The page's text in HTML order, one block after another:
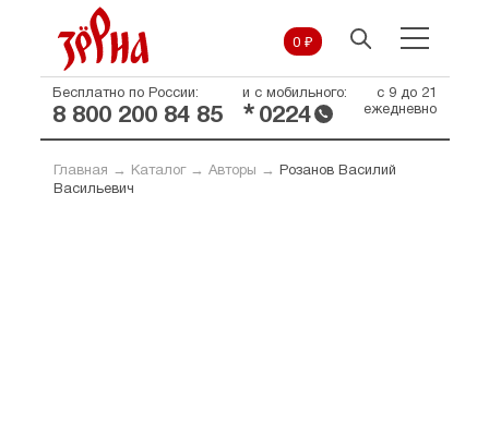
0 ₽
Бесплатно по России:
8 800 200 84 85
и с мобильного:
* 0224
с 9 до 21
ежедневно
Главная → Каталог→ Авторы →
Розанов Василий
Васильевич